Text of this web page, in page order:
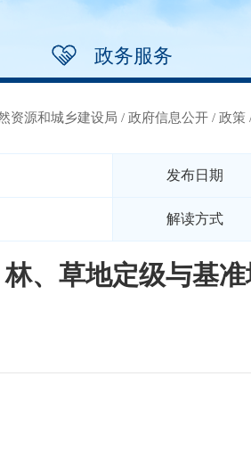
政务服务
资源和城乡建设局 / 政府信息公开 / 政策
发布日期
解读方式
林、草地定级与基